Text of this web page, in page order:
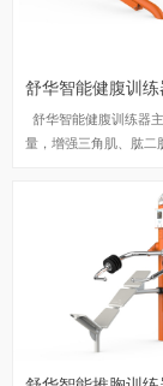
舒华智能健腹训练器
量，增强三角肌、肱二